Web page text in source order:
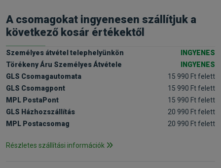
A csomagokat ingyenesen szállítjuk a
következő kosár értékektől
Személyes átvétel telephelyünkön
INGYENES
Törékeny Áru Személyes Átvétele
INGYENES
GLS Csomagautomata
15 990 Ft felett
GLS Csomagpont
15 990 Ft felett
MPL PostaPont
15 990 Ft felett
GLS Házhozszállítás
20 990 Ft felett
MPL Postacsomag
20 990 Ft felett
Részletes szállítási információk